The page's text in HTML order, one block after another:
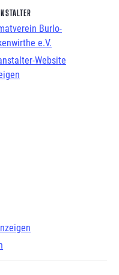
Burlo-
e.V.
Website